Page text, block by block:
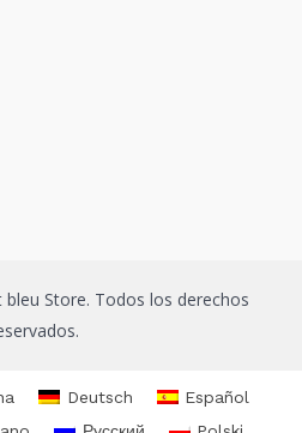
Store. Todos los derechos
Deutsch
Español